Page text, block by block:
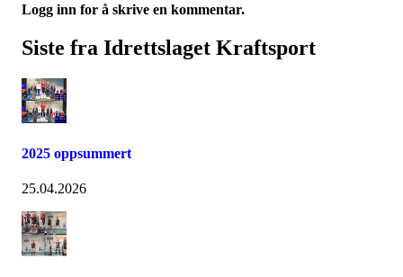
Logg inn for å skrive en kommentar.
Siste fra Idrettslaget Kraftsport
2025 oppsummert
25.04.2026